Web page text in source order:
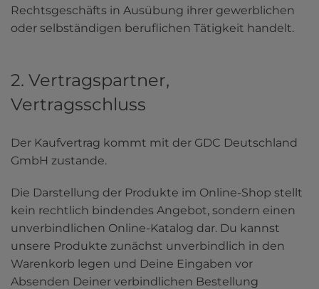
Rechtsgeschäfts in Ausübung ihrer gewerblichen
oder selbständigen beruflichen Tätigkeit handelt.
2. Vertragspartner,
Vertragsschluss
Der Kaufvertrag kommt mit der GDC Deutschland
GmbH zustande.
Die Darstellung der Produkte im Online-Shop stellt
kein rechtlich bindendes Angebot, sondern einen
unverbindlichen Online-Katalog dar. Du kannst
unsere Produkte zunächst unverbindlich in den
Warenkorb legen und Deine Eingaben vor
Absenden Deiner verbindlichen Bestellung